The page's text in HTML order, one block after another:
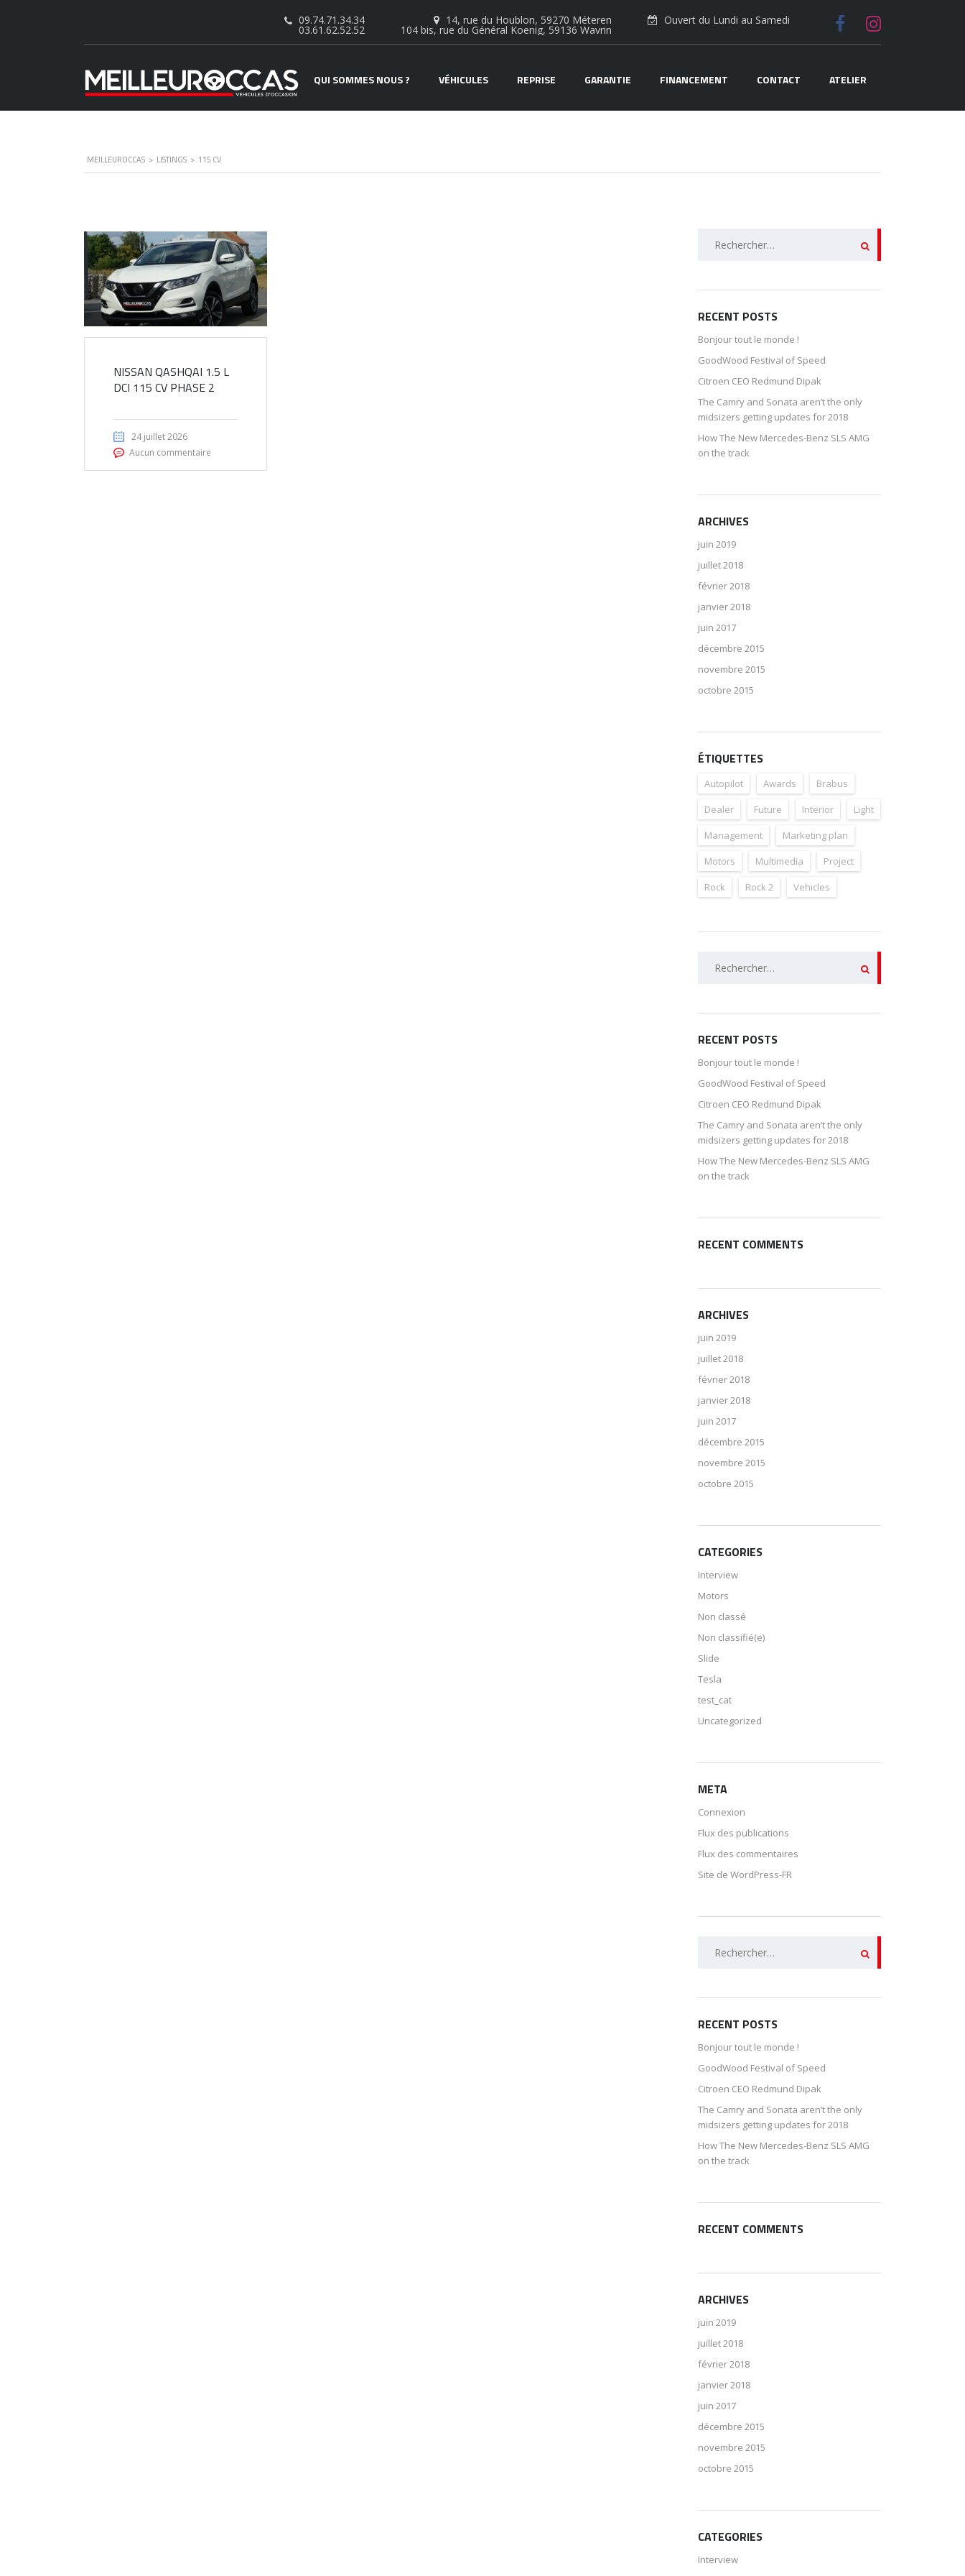
Ouvert du Lundi au Samedi
14, rue du Houblon, 59270 Méteren
104 bis, rue du Général Koenig, 59136 Wavrin
09.74.71.34.34
03.61.62.52.52
QUI SOMMES NOUS ? VÉHICULES REPRISE GARANTIE FINANCEMENT CONTACT ATELIER
MEILLEUROCCAS > LISTINGS > 115 CV
NISSAN QASHQAI 1.5 L
DCI 115 CV PHASE 2
24 juillet 2026
Aucun commentaire
RECENT POSTS
Bonjour tout le monde !
GoodWood Festival of Speed
Citroen CEO Redmund Dipak
The Camry and Sonata aren’t the only
midsizers getting updates for 2018
How The New Mercedes-Benz SLS AMG
on the track
ARCHIVES
juin 2019
juillet 2018
février 2018
janvier 2018
juin 2017
décembre 2015
novembre 2015
octobre 2015
ÉTIQUETTES
Autopilot Awards
Brabus
Dealer
Future Interior
Light
Management
Marketing plan
Motors
Multimedia
Project
Rock
Rock 2 Vehicles
RECENT POSTS
Bonjour tout le monde !
GoodWood Festival of Speed
Citroen CEO Redmund Dipak
The Camry and Sonata aren’t the only
midsizers getting updates for 2018
How The New Mercedes-Benz SLS AMG
on the track
RECENT COMMENTS
ARCHIVES
juin 2019
juillet 2018
février 2018
janvier 2018
juin 2017
décembre 2015
novembre 2015
octobre 2015
CATEGORIES
Interview
Motors
Non classé
Non classifié(e)
Slide
Tesla
test_cat
Uncategorized
META
Connexion
Flux des publications
Flux des commentaires
Site de WordPress-FR
RECENT POSTS
Bonjour tout le monde !
GoodWood Festival of Speed
Citroen CEO Redmund Dipak
The Camry and Sonata aren’t the only
midsizers getting updates for 2018
How The New Mercedes-Benz SLS AMG
on the track
RECENT COMMENTS
ARCHIVES
juin 2019
juillet 2018
février 2018
janvier 2018
juin 2017
décembre 2015
novembre 2015
octobre 2015
CATEGORIES
Interview